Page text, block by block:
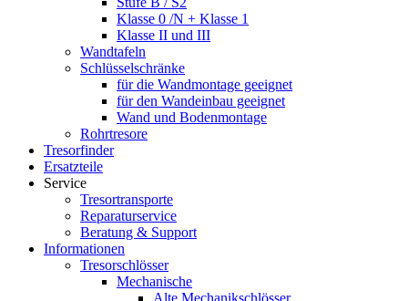
Klasse 0 /N + Klasse 1
Klasse II und III
Wandtafeln
Schlüsselschränke
für die Wandmontage geeignet
für den Wandeinbau geeignet
Wand und Bodenmontage
Rohrtresore
Tresorfinder
Ersatzteile
Service
Tresortransporte
Reparaturservice
Beratung & Support
Informationen
Tresorschlösser
Mechanische
Alte Mechanikschlösser